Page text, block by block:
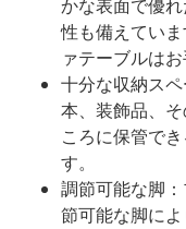
かな表面で優
性も備えてい
ァテーブルはお
十分な収納スペ
本、装飾品、
ころに保管で
す。
調節可能な脚
節可能な脚に